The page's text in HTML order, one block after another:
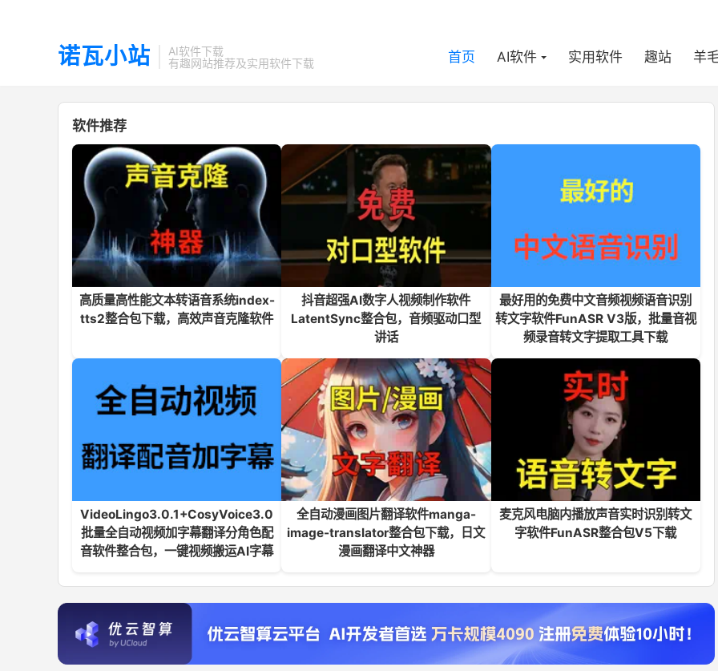
诺瓦小站
AI软件下载
有趣网站推荐及实用软件下载
首页 AI软件 实用软件 趣站 羊
软件推荐
高质量高性能文本转语音系统index-
tts2整合包下载，高效声音克隆软件
抖音超强AI数字人视频制作软件
LatentSync整合包，音频驱动口型
讲话
最好用的免费中文音频视频语音识别
转文字软件FunASR V3版，批量音视
频录音转文字提取工具下载
VideoLingo3.0.1+CosyVoice3.0
批量全自动视频加字幕翻译分角色配
音软件整合包，一键视频搬运AI字幕
全自动漫画图片翻译软件manga-
image-translator整合包下载，日文
漫画翻译中文神器
麦克风电脑内播放声音实时识别转文
字软件FunASR整合包V5下载